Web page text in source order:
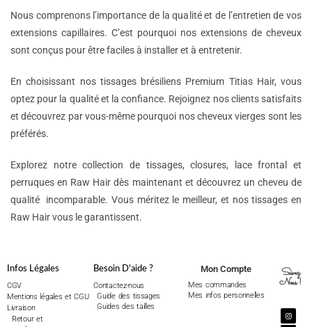
Nous comprenons l’importance de la qualité et de l’entretien de vos
extensions capillaires. C’est pourquoi nos extensions de cheveux
sont conçus pour être faciles à installer et à entretenir.
En choisissant nos tissages brésiliens Premium Titias Hair, vous
optez pour la qualité et la confiance. Rejoignez nos clients satisfaits
et découvrez par vous-même pourquoi nos cheveux vierges sont les
préférés.
Explorez notre collection de tissages, closures, lace frontal et
perruques en Raw Hair dès maintenant et découvrez un cheveu de
qualité incomparable. Vous méritez le meilleur, et nos tissages en
Raw Hair vous le garantissent.
Infos Légales
CGV
Mentions légales et CGU
Livraison
Retour et
Besoin D'aide ?
Contactez-nous
Guide des tissages
Guides des tailles
Mon Compte
Mes commandes
Mes infos personnelles
Suivez
Nous !